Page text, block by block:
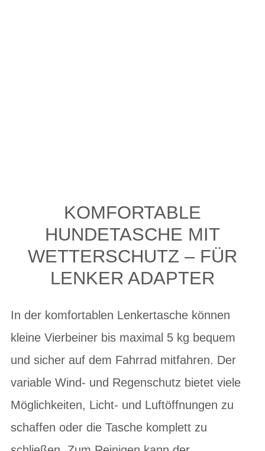
KOMFORTABLE
HUNDETASCHE MIT
WETTERSCHUTZ – FÜR
LENKER ADAPTER
In der komfortablen Lenkertasche können
kleine Vierbeiner bis maximal 5 kg bequem
und sicher auf dem Fahrrad mitfahren. Der
variable Wind- und Regenschutz bietet viele
Möglichkeiten, Licht- und Luftöffnungen zu
schaffen oder die Tasche komplett zu